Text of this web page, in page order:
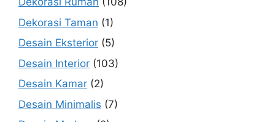
Dekorasi Taman (1)
Desain Eksterior (5)
Desain Interior (103)
Desain Kamar (2)
Desain Minimalis (7)